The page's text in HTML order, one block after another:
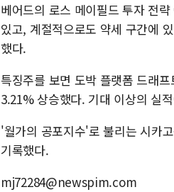
베어드의 로스 메이필드 투자 전
있고, 계절적으로도 약세 구간에
했다.
특징주를 보면 도박 플랫폼 드래
3.21% 상승했다. 기대 이상의 실
'월가의 공포지수'로 불리는 시카
기록했다.
mj72284@newspim.com